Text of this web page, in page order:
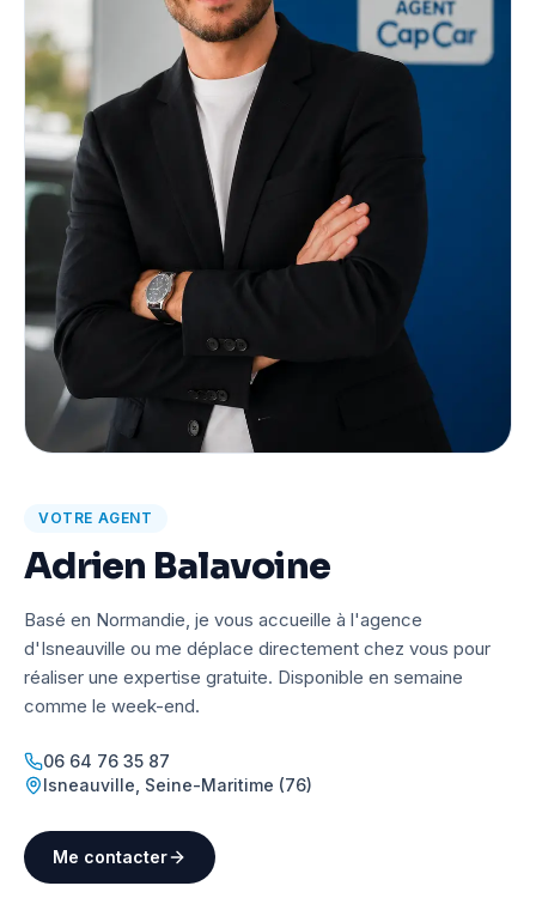
VOTRE AGENT
Adrien Balavoine
Basé en Normandie, je vous accueille à l'agence
d'Isneauville ou me déplace directement chez vous pour
réaliser une expertise gratuite. Disponible en semaine
comme le week-end.
06 64 76 35 87
Isneauville Seine-Maritime (76)
Me contacter